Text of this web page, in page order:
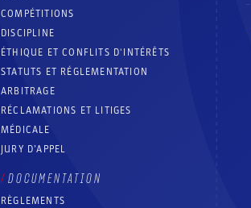
COMPÉTITIONS
DISCIPLINE
ÉTHIQUE ET CONFLITS D'INTÉRÊTS
STATUTS ET RÉGLEMENTATION
ARBITRAGE
RÉCLAMATIONS ET LITIGES
MÉDICALE
JURY D’APPEL
DOCUMENTATION
RÈGLEMENTS